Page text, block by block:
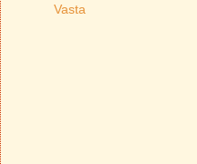
Vasta